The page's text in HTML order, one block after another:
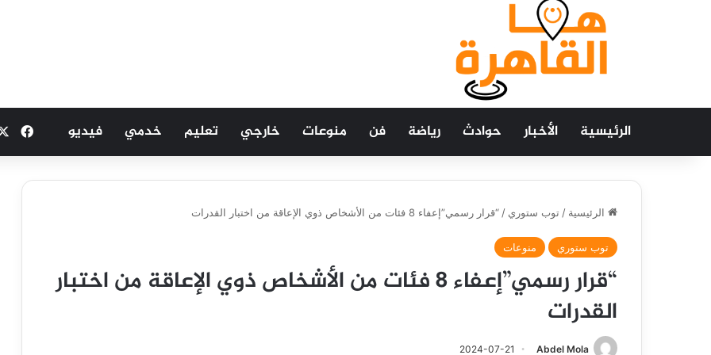
الرئيسية الأخبار حوادث رياضة فن منوعات خارجي تعليم خدمي فيديو
الرئيسية / توب ستوري / “قرار رسمي”إعفاء 8 فئات من الأشخاص ذوي الإعاقة من اختبار القدرات
توب ستوري منوعات
“قرار رسمي”إعفاء 8 فئات من الأشخاص ذوي الإعاقة من اختبار
القدرات
Abdel Mola
2024-07-21